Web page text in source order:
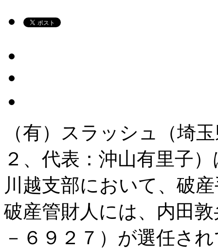
（有）スラッシュ（埼
２、代表：沖山有里子
川越支部において、破
破産管財人には、内田
－６９２７）が選任さ